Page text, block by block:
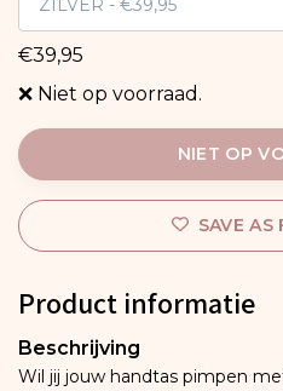
€39,95
❌ Niet op voorraad.
NIET OP
SAVE AS
Product informatie
Beschrijving
Wil jij jouw handtas pimpen